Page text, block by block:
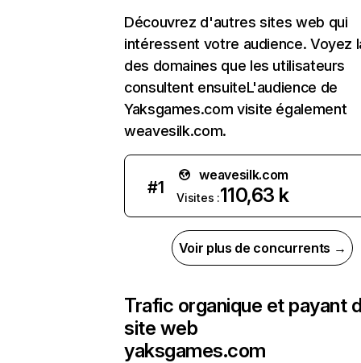
Découvrez d'autres sites web qui
intéressent votre audience. Voyez
des domaines que les utilisateurs
consultent ensuiteL'audience de
Yaksgames.com visite également
weavesilk.com.
#1
weavesilk.com
Visites :110,63 k
Voir plus de concurrents →
Trafic organique et payant
site web
yaksgames.com